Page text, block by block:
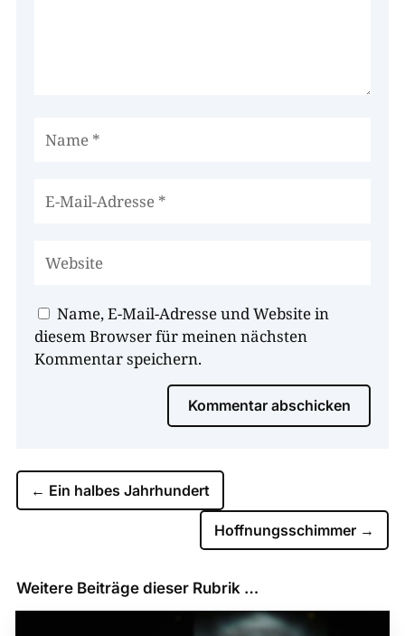
Name, E-Mail-Adresse und Website in
diesem Browser für meinen nächsten
Kommentar speichern.
Kommentar abschicken
← Ein halbes Jahrhundert
Hoffnungsschimmer →
Weitere Beiträge dieser Rubrik …